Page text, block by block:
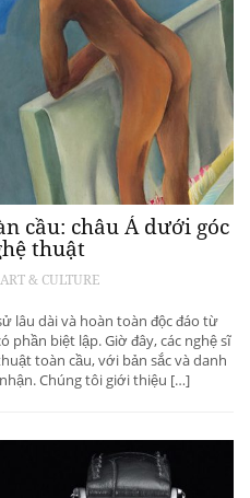
cầu: châu Á dưới góc
thuật
& CULTURE
lâu dài và hoàn toàn độc đáo từ
biệt lập. Giờ đây, các nghệ sĩ
toàn cầu, với bản sắc và danh
Chúng tôi giới thiệu […]